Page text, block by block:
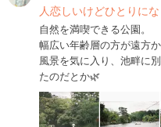
人恋しいけどひとりに
自然を満喫できる公園。
幅広い年齢層の方が遠方
風景を気に入り、池畔に
たのだとか🌿